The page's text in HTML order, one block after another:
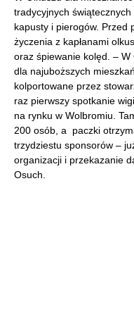
tradycyjnych
kapusty i pierogów. Przed
życzenia z kapłanami
oraz śpiewanie kolęd. –
dla najuboższych
kolportowane przez
raz pierwszy spotkanie
na rynku w Wolbromiu.
200 osób, a paczki
trzydziestu sponsorów –
organizacji i przekazanie
Osuch.